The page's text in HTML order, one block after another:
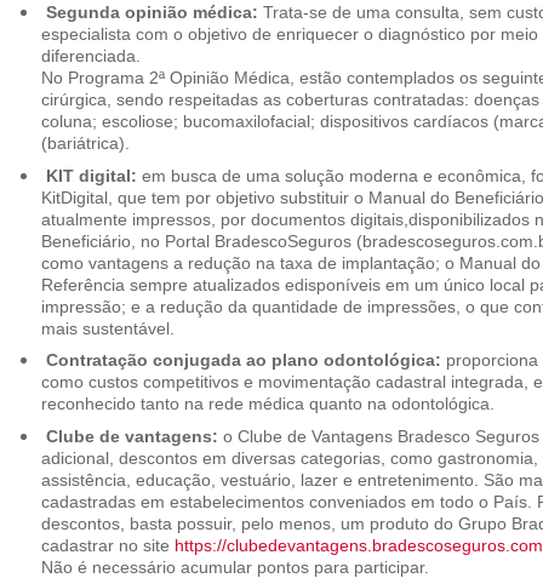
Segunda opinião médica: Trata-se de uma consulta, sem
especialista com o objetivo de enriquecer o diagnóstico por
diferenciada.
No Programa 2ª Opinião Médica, estão contemplados os
cirúrgica, sendo respeitadas as coberturas contratadas:
coluna; escoliose; bucomaxilofacial; dispositivos cardíacos
(bariátrica).
KIT digital: em busca de uma solução moderna e econômica,
KitDigital, que tem por objetivo substituir o Manual do
atualmente impressos, por documentos digitais,disponibilizados
Beneficiário, no Portal BradescoSeguros
como vantagens a redução na taxa de implantação; o Manual
Referência sempre atualizados edisponíveis em um único local
impressão; e a redução da quantidade de impressões, o que
mais sustentável.
Contratação conjugada ao plano odontológica:
como custos competitivos e movimentação cadastral integrada,
reconhecido tanto na rede médica quanto na odontológica.
Clube de vantagens: o Clube de Vantagens Bradesco
adicional, descontos em diversas categorias, como
assistência, educação, vestuário, lazer e entretenimento. São
cadastradas em estabelecimentos conveniados em todo o País.
descontos, basta possuir, pelo menos, um produto do Grupo
cadastrar no site https://
Não é necessário acumular pontos para participar.